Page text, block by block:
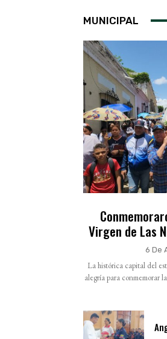
MUNICIPAL
Virgen de Las
6 De
La histórica capital del
alegría para conmemorar